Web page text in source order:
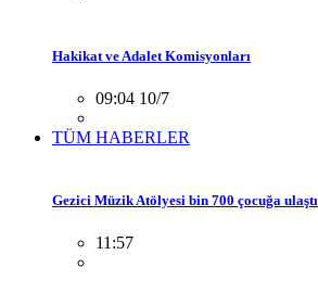
Hakikat ve Adalet Komisyonları
09:04 10/7
TÜM HABERLER
Gezici Müzik Atölyesi bin 700 çocuğa ulaştı
11:57